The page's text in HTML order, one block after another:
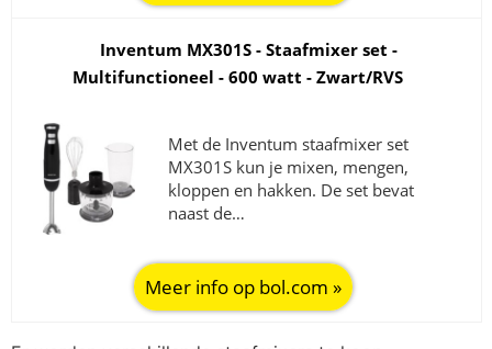
Inventum MX301S - Staafmixer set -
Multifunctioneel - 600 watt - Zwart/RVS
Met de Inventum staafmixer set
MX301S kun je mixen, mengen,
kloppen en hakken. De set bevat
naast de…
Meer info op bol.com »